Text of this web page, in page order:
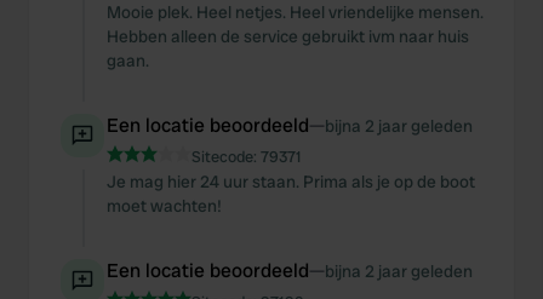
Mooie plek. Heel netjes. Heel vriendelijke mensen.
Hebben alleen de service gebruikt ivm naar huis
gaan.
Een locatie beoordeeld—bijna 2 jaar geleden
Sitecode: 79371
Je mag hier 24 uur staan. Prima als je op de boot
moet wachten!
Een locatie beoordeeld—bijna 2 jaar geleden